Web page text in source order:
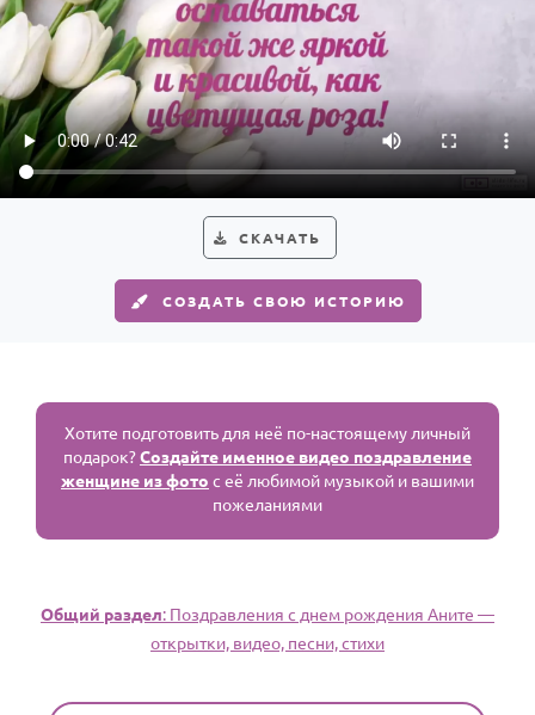
СКАЧАТЬ
СОЗДАТЬ СВОЮ ИСТОРИЮ
Хотите подготовить для неё по-настоящему личный
подарок?Создайте именное видео поздравление
женщине из фото с её любимой музыкой и вашими
пожеланиями
Общий раздел: Поздравления с днем рождения Аните —
открытки, видео, песни, стихи